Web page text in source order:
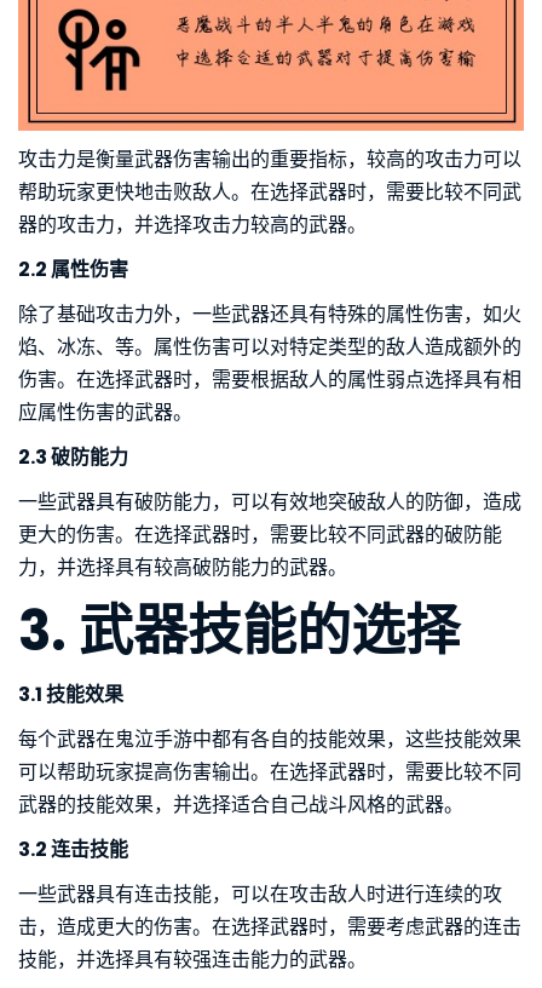
攻击力是衡量武器伤害输出的重要指标，较高的攻击力可以
帮助玩家更快地击败敌人。在选择武器时，需要比较不同武
器的攻击力，并选择攻击力较高的武器。
2.2 属性伤害
除了基础攻击力外，一些武器还具有特殊的属性伤害，如火
焰、冰冻、等。属性伤害可以对特定类型的敌人造成额外的
伤害。在选择武器时，需要根据敌人的属性弱点选择具有相
应属性伤害的武器。
2.3 破防能力
一些武器具有破防能力，可以有效地突破敌人的防御，造成
更大的伤害。在选择武器时，需要比较不同武器的破防能
力，并选择具有较高破防能力的武器。
3. 武器技能的选择
3.1 技能效果
每个武器在鬼泣手游中都有各自的技能效果，这些技能效果
可以帮助玩家提高伤害输出。在选择武器时，需要比较不同
武器的技能效果，并选择适合自己战斗风格的武器。
3.2 连击技能
一些武器具有连击技能，可以在攻击敌人时进行连续的攻
击，造成更大的伤害。在选择武器时，需要考虑武器的连击
技能，并选择具有较强连击能力的武器。